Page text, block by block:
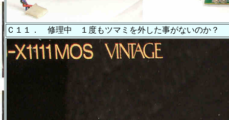
Ｃ１１． 修理中 １度もツマミを外した事がないのか？